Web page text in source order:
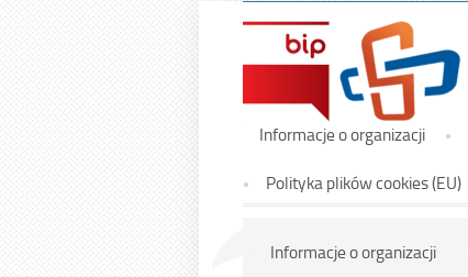
Menu
główne
Informacje o organizacji
Polityka plików cookies (EU)
Menu
główne
Informacje o organizacji